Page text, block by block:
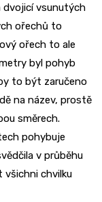
dvojicí vsunutých
ořechů to
ořech to ale
byl pohyb
to být zaručeno
na název, prostě
směrech.
pohybuje
v průběhu
chvilku